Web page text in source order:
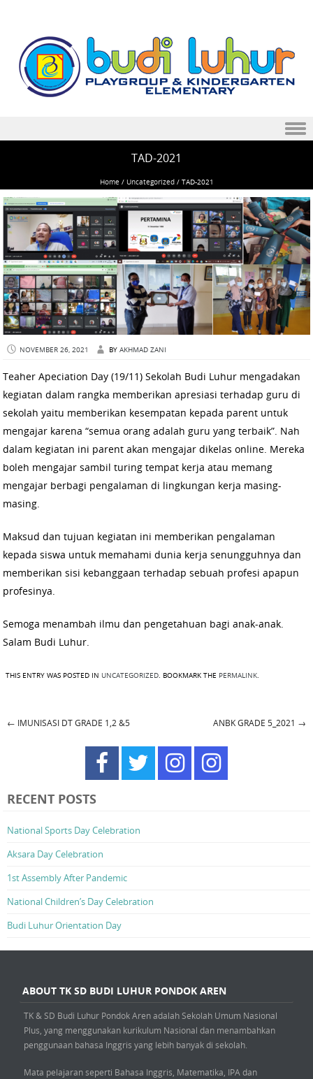
TAD-2021
Home / Uncategorized /TAD-2021
NOVEMBER 26, 2021 BY AKHMAD ZANI
Teaher Apeciation Day (19/11) Sekolah Budi Luhur mengadakan
kegiatan dalam rangka memberikan apresiasi terhadap guru di
sekolah yaitu memberikan kesempatan kepada parent untuk
mengajar karena “semua orang adalah guru yang terbaik”. Nah
dalam kegiatan ini parent akan mengajar dikelas online. Mereka
boleh mengajar sambil turing tempat kerja atau memang
mengajar berbagi pengalaman di lingkungan kerja masing-
masing.
Maksud dan tujuan kegiatan ini memberikan pengalaman
kepada siswa untuk memahami dunia kerja senungguhnya dan
memberikan sisi kebanggaan terhadap sebuah profesi apapun
profesinya.
Semoga menambah ilmu dan pengetahuan bagi anak-anak.
Salam Budi Luhur.
THIS ENTRY WAS POSTED IN UNCATEGORIZED. BOOKMARK THE PERMALINK.
Post navigation
← IMUNISASI DT GRADE 1,2 &5 ANBK GRADE 5_2021 →
RECENT POSTS
National Sports Day Celebration
Aksara Day Celebration
1st Assembly After Pandemic
National Children’s Day Celebration
Budi Luhur Orientation Day
ABOUT TK SD BUDI LUHUR PONDOK AREN
TK & SD Budi Luhur Pondok Aren adalah Sekolah Umum Nasional
Plus, yang menggunakan kurikulum Nasional dan menambahkan
penggunaan bahasa Inggris yang lebih banyak di sekolah.
Mata pelajaran seperti Bahasa Inggris, Matematika, IPA dan